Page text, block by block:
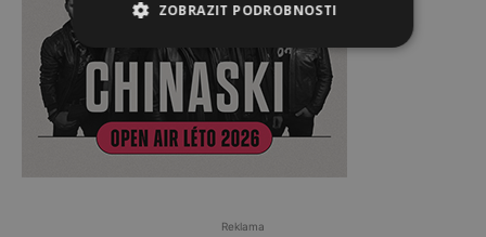
Reklama
ZOBRAZIT PODROBNOSTI